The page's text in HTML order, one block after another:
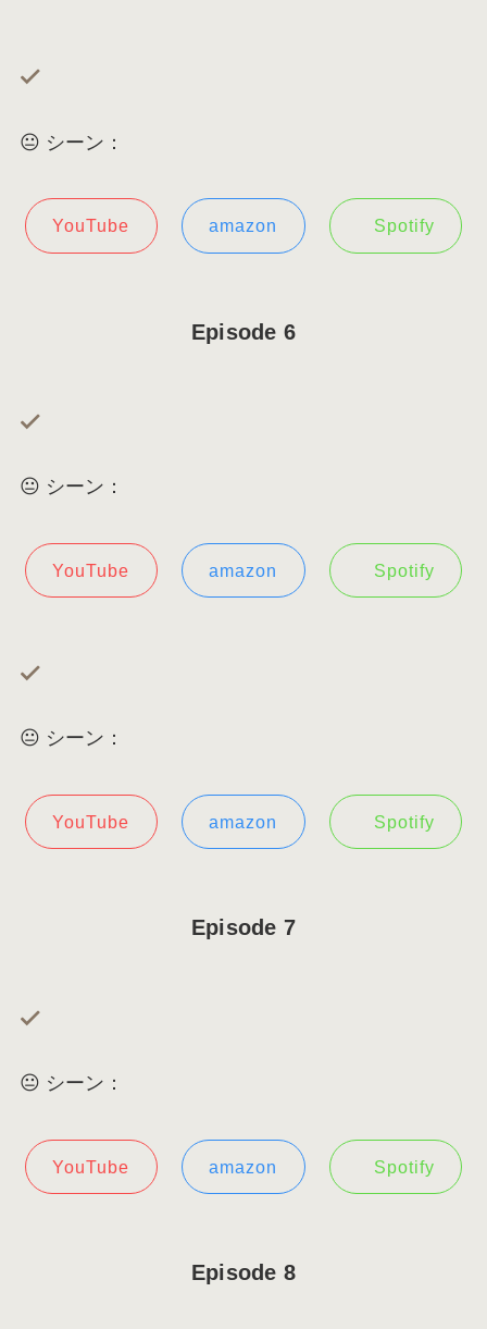
😐 シーン：
YouTube amazon Spotify
Episode 6
😐 シーン：
YouTube amazon Spotify
😐 シーン：
YouTube amazon Spotify
Episode 7
😐 シーン：
YouTube amazon Spotify
Episode 8